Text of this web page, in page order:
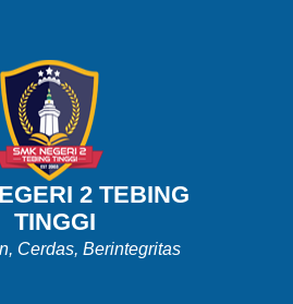
2 TEBING
TINGGI
Cerdas, Berintegritas